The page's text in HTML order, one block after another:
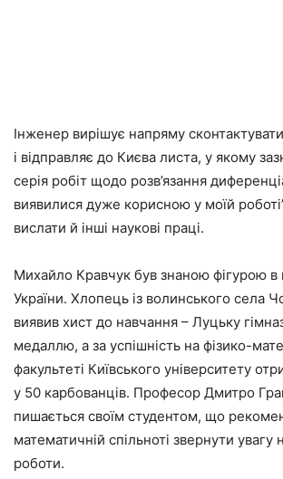
Інженер вирішує напряму
і відправляє до Києва листа, у якому
серія робіт щодо розв’язання
виявилися дуже корисною у моїй
вислати й інші наукові праці.
Михайло Кравчук був знаною фігурою в
України. Хлопець із волинського села
виявив хист до навчання – Луцьку
медаллю, а за успішність на фізико-
факультеті Київського університету
у 50 карбованців. Професор Дмитро
пишається своїм студентом, що
математичній спільноті звернути увагу
роботи.